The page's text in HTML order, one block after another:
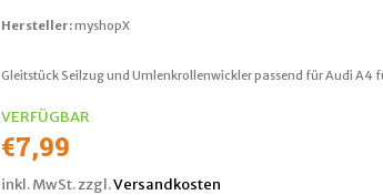
Hersteller:myshopX
Gleitstück Seilzug und Umlenkrollenwickler passend für Audi A4
VERFÜGBAR
Normaler
Preis
€7,99
inkl. MwSt. zzgl.Versandkosten